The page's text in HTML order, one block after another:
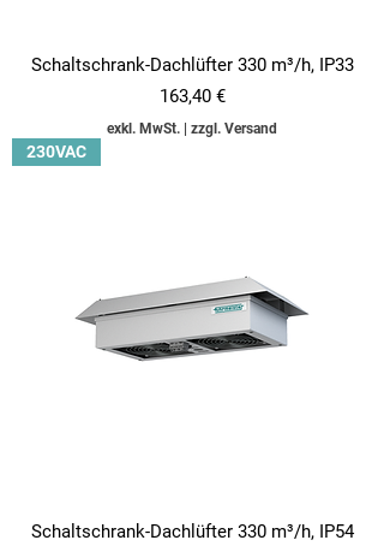
Schaltschrank-Dachlüfter 330 m³/h, IP33
Preis
163,40 €
exkl. MwSt. zzgl. Versand
230VAC
Schaltschrank-Dachlüfter 330 m³/h, IP54